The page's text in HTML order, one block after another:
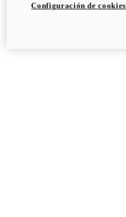
Configuración de cookies